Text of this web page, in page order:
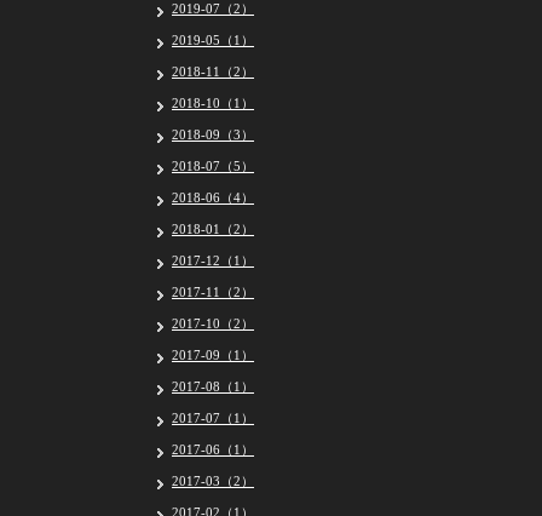
2019-07（2）
2019-05（1）
2018-11（2）
2018-10（1）
2018-09（3）
2018-07（5）
2018-06（4）
2018-01（2）
2017-12（1）
2017-11（2）
2017-10（2）
2017-09（1）
2017-08（1）
2017-07（1）
2017-06（1）
2017-03（2）
2017-02（1）